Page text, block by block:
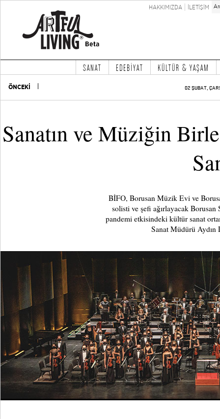
HAKKIMIZDA İLETİŞİM
SANAT EDEBİYAT KÜLTÜR & YAŞAM
ÖNCEKİ 02 ŞUBAT,
Sanatın ve Müziğin
BİFO, Borusan Müzik Evi ve
solisti ve şefi ağırlayacak Borusan
pandemi etkisindeki kültür sanat
Sanat Müdürü